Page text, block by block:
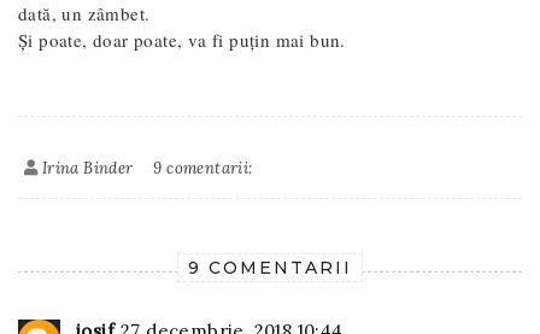
dată, un zâmbet.
Și poate, doar poate, va fi puțin mai bun.
Irina Binder 9 comentarii:
9 COMENTARII